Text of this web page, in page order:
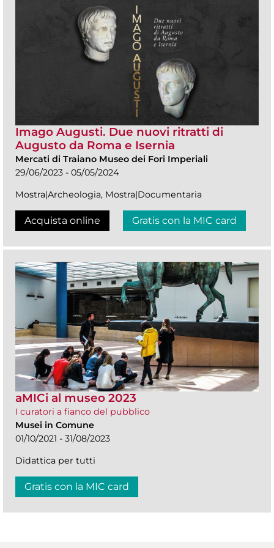
Imago Augusti. Due nuovi ritratti di
Augusto da Roma e Isernia
Mercati di Traiano Museo dei Fori Imperiali
29/06/2023 - 05/05/2024
Mostra|Archeologia, Mostra|Documentaria
Acquista online Gratis con la MIC card
aMICi al museo 2023
I curatori a fianco del pubblico
Musei in Comune
01/10/2021 - 31/08/2023
Didattica per tutti
Gratis con la MIC card